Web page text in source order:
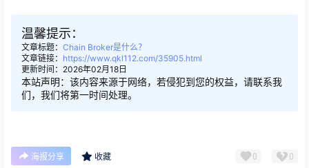
温馨提示：
文章标题： Chain Broker是什么？
文章链接： https://www.qkl112.com/35905.html
更新时间：2026年02月18日
本站声明：该内容来源于网络，若侵犯到您的权益，请联系我
们，我们将第一时间处理。
海报分享 收藏 0 0